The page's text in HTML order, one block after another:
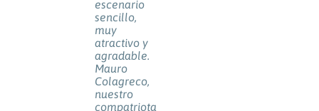
escenario
sencillo,
muy
atractivo y
agradable.
Mauro
Colagreco,
nuestro
compatriota